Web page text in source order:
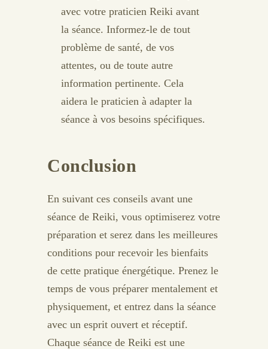
avec votre praticien Reiki avant
la séance. Informez-le de tout
problème de santé, de vos
attentes, ou de toute autre
information pertinente. Cela
aidera le praticien à adapter la
séance à vos besoins spécifiques.
Conclusion
En suivant ces conseils avant une
séance de Reiki, vous optimiserez votre
préparation et serez dans les meilleures
conditions pour recevoir les bienfaits
de cette pratique énergétique. Prenez le
temps de vous préparer mentalement et
physiquement, et entrez dans la séance
avec un esprit ouvert et réceptif.
Chaque séance de Reiki est une